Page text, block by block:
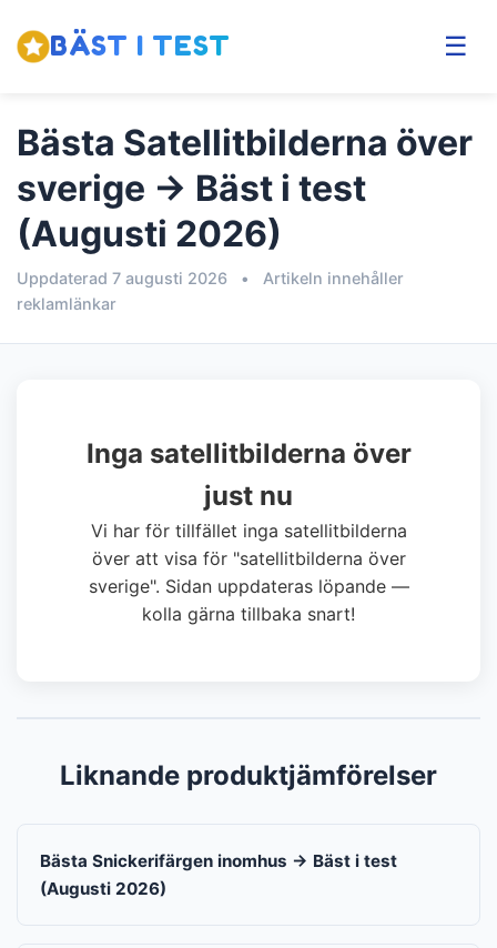
BÄST I TEST ☰
Bästa Satellitbilderna över
sverige → Bäst i test
(Augusti 2026)
Uppdaterad 7 augusti 2026 •
Artikeln innehåller
reklamlänkar
Inga satellitbilderna över
just nu
Vi har för tillfället inga satellitbilderna
över att visa för "satellitbilderna över
sverige". Sidan uppdateras löpande —
kolla gärna tillbaka snart!
Liknande produktjämförelser
Bästa Snickerifärgen inomhus → Bäst i test
(Augusti 2026)